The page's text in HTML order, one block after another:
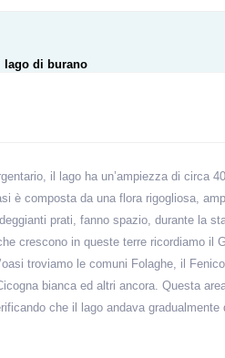
il lago ha un’ampiezza di circa
è composta da una flora rigogliosa,
prati, fanno spazio, durante la
crescono in queste terre ricordiamo il
troviamo le comuni Folaghe, il
bianca ed altri ancora. Questa
che il lago andava gradualmente